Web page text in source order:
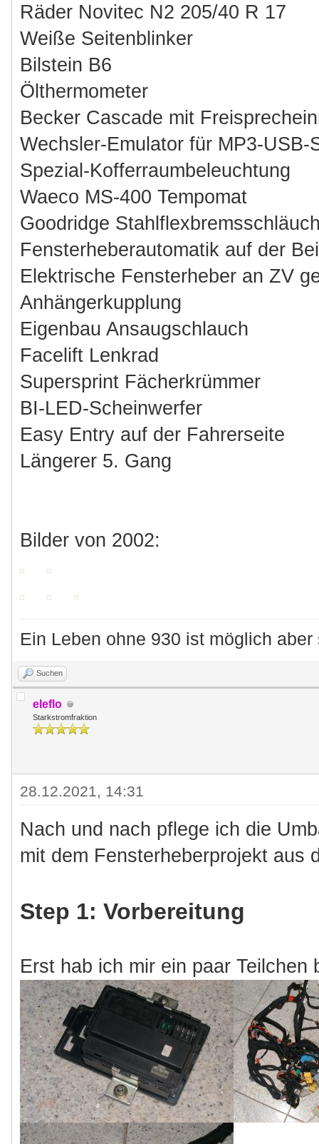
Räder Novitec N2 205/40 R 17
Weiße Seitenblinker
Bilstein B6
Ölthermometer
Becker Cascade mit
Wechsler-Emulator für MP3-USB-
Spezial-Kofferraumbeleuchtung
Waeco MS-400 Tempomat
Goodridge
Fensterheberautomatik auf der
Elektrische Fensterheber an ZV
Anhängerkupplung
Eigenbau Ansaugschlauch
Facelift Lenkrad
Supersprint Fächerkrümmer
BI-LED-Scheinwerfer
Easy Entry auf der Fahrerseite
Längerer 5. Gang
Bilder von 2002:
Ein Leben ohne 930 ist möglich aber
Suchen
eleflo
Starkstromfraktion
28.12.2021, 14:31
Nach und nach pflege ich die
mit dem Fensterheberprojekt aus
Step 1: Vorbereitung
Erst hab ich mir ein paar Teilchen